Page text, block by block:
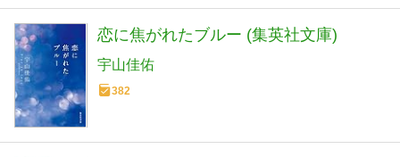
恋に焦がれたブルー (集英社文庫)
宇山佳佑
382